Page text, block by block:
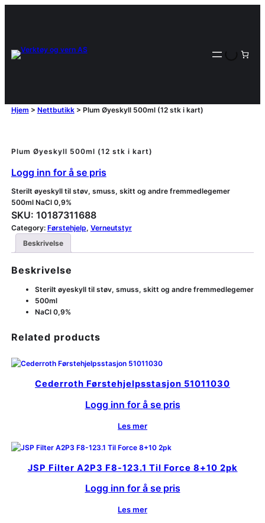
Hjem > Nettbutikk> Plum Øyeskyll 500ml (12 stk i kart)
Plum Øyeskyll 500ml (12 stk i kart)
Logg inn for å se pris
Sterilt øyeskyll til støv, smuss, skitt og andre fremmedlegemer
500ml NaCl 0,9%
SKU: 10187311688
Category: Førstehjelp, Verneutstyr
Beskrivelse
Beskrivelse
Sterilt øyeskyll til støv, smuss, skitt og andre fremmedlegemer
500ml
NaCl 0,9%
Related products
Cederroth Førstehjelpsstasjon 51011030
Logg inn for å se pris
Les mer
JSP Filter A2P3 F8-123.1 Til Force 8+10 2pk
Logg inn for å se pris
Les mer